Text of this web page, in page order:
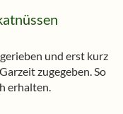
und erst kurz
zugegeben. So
erhalten.